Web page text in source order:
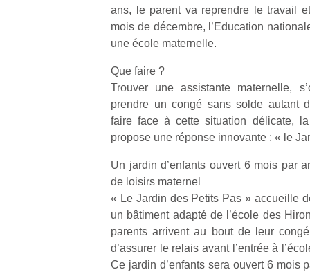
ans, le parent va reprendre le travail
mois de décembre, l’Education
une école maternelle.
Que faire ?
Trouver une assistante maternelle,
prendre un congé sans solde autant
faire face à cette situation délicate,
propose une réponse innovante : « le
Un jardin d’enfants ouvert 6 mois par
de loisirs maternel
« Le Jardin des Petits Pas » accueille
un bâtiment adapté de l’école des
parents arrivent au bout de leur
d’assurer le relais avant l’entrée à
Ce jardin d’enfants sera ouvert 6 mois